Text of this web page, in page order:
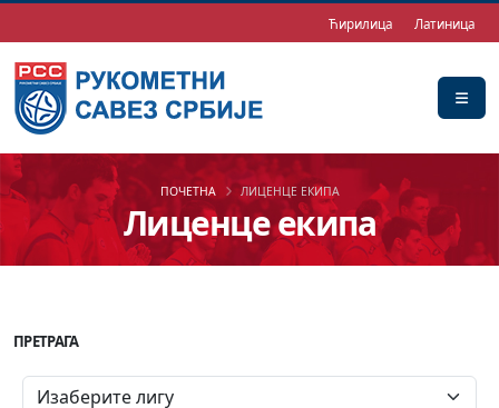
Ћирилица Латиница
Лиценце екипа
ПОЧЕТНА ЛИЦЕНЦЕ ЕКИПА
ПРЕТРАГА